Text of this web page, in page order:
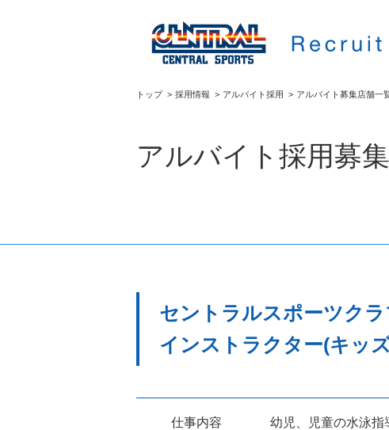
トップ> 採用情報 > アルバイト採用 > アルバイト募集店舗一
アルバイト採用募
セントラルスポーツクラ
インストラクター(キッ
仕事内容
幼児、児童の水泳指